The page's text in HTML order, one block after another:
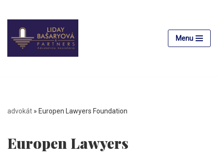
Preskočiť
na
obsah
Menu
advokát » Europen Lawyers Foundation
Europen Lawyers